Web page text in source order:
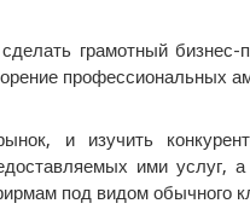
грамотный бизнес-
профессиональных
и изучить
ими услуг,
под видом обычного